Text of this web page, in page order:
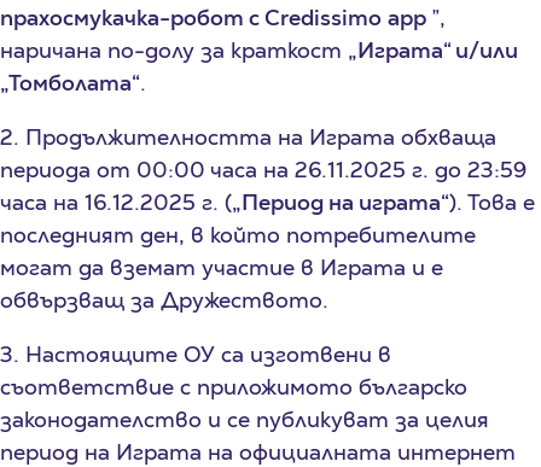
прахосмукачка-робот сCredissimo app ”,
наричана по-долу за краткост „Играта“ и/или
„Томболата“.
2. Продължителността на Играта обхваща
периода от 00:00 часа на 26.11.2025 г. до 23:59
часа на 16.12.2025 г. („Период на играта“). Това е
последният ден, в който потребителите
могат да вземат участие в Играта и е
обвързващ за Дружеството.
3. Настоящите ОУ са изготвени в
съответствие с приложимото българско
законодателство и се публикуват за целия
период на Играта на официалната интернет